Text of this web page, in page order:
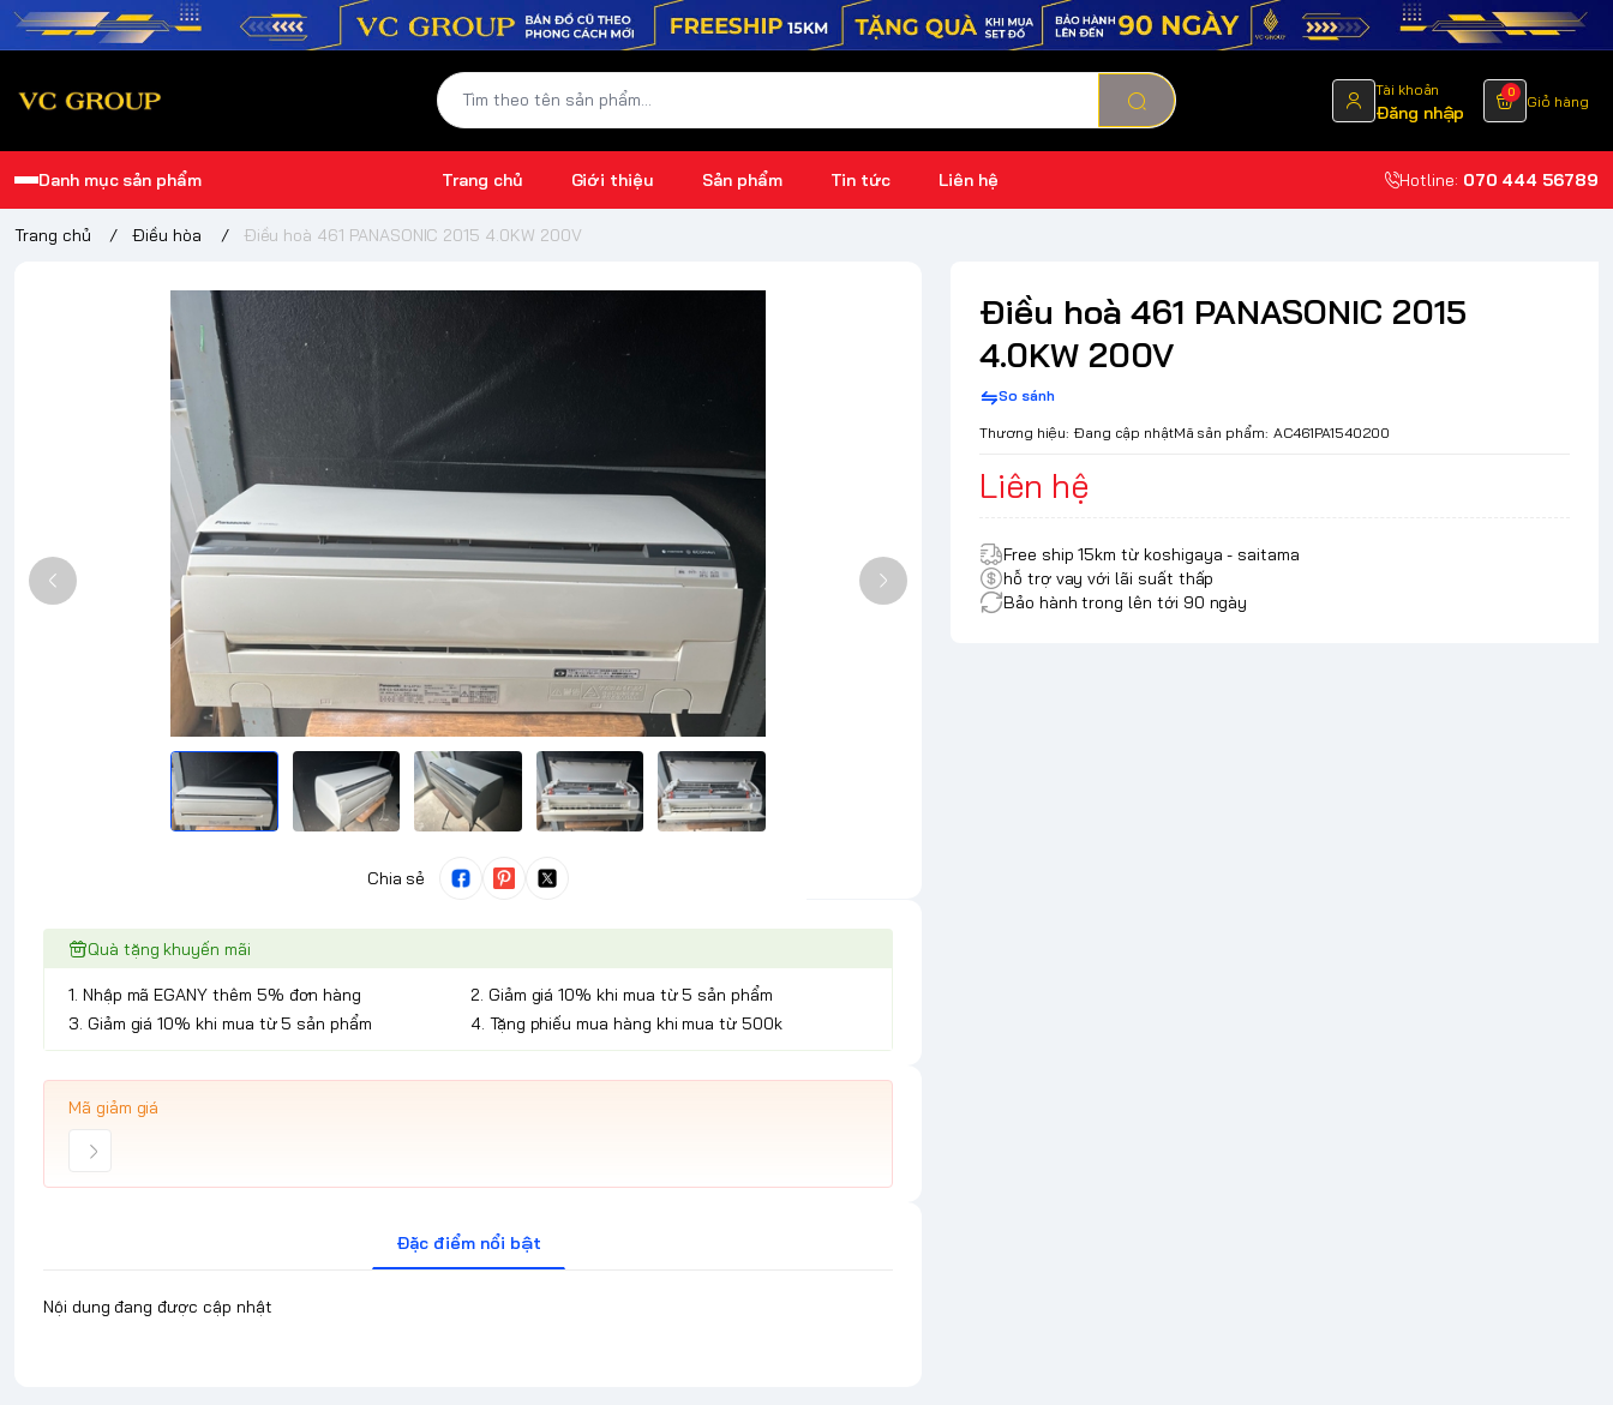
Tài khoản
Đăng nhập
0
Giỏ hàng
Danh mục sản phẩm Trang chủ Giới thiệu Sản phẩm Tin tức Liên hệ Hotline: 070 444 56789
Trang chủ / Điều hòa / Điều hoà 461 PANASONIC 2015 4.0KW 200V
Chia sẻ
Điều hoà 461 PANASONIC 2015
4.0KW 200V
So sánh
Thương hiệu: Đang cập nhậtMã sản phẩm: AC461PA1540200
Liên hệ
Free ship 15km từ koshigaya - saitama
hỗ trợ vay với lãi suất thấp
Bảo hành trong lên tới 90 ngày
Quà tặng khuyến mãi
1. Nhập mã EGANY thêm 5% đơn hàng
2. Giảm giá 10% khi mua từ 5 sản phẩm
3. Giảm giá 10% khi mua từ 5 sản phẩm
4. Tặng phiếu mua hàng khi mua từ 500k
Mã giảm giá
Đặc điểm nổi bật
Nội dung đang được cập nhật